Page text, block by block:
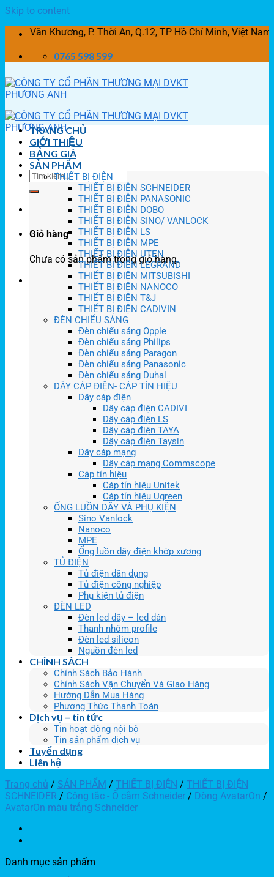
Skip to content
Văn Khương, P. Thời An, Q.12, TP Hồ Chí Minh, Việt Nam
0765 598 599
Giỏ hàng
Chưa có sản phẩm trong giỏ hàng.
TRANG CHỦ
GIỚI THIỆU
BẢNG GIÁ
SẢN PHẨM
THIẾT BỊ ĐIỆN
THIẾT BỊ ĐIỆN SCHNEIDER
THIẾT BỊ ĐIỆN PANASONIC
THIẾT BỊ ĐIỆN DOBO
THIẾT BỊ ĐIỆN SINO/ VANLOCK
THIẾT BỊ ĐIỆN LS
THIẾT BỊ ĐIỆN MPE
THIẾT BỊ ĐIỆN UTEN
THIẾT BỊ ĐIỆN LEGRAND
THIẾT BỊ ĐIỆN MITSUBISHI
THIẾT BỊ ĐIỆN NANOCO
THIẾT BỊ ĐIỆN T&J
THIẾT BỊ ĐIỆN CADIVIN
ĐÈN CHIẾU SÁNG
Đèn chiếu sáng Opple
Đèn chiếu sáng Philips
Đèn chiếu sáng Paragon
Đèn chiếu sáng Panasonic
Đèn chiếu sáng Duhal
DÂY CÁP ĐIỆN- CÁP TÍN HIỆU
Dây cáp điện
Dây cáp điện CADIVI
Dây cáp điện LS
Dây cáp điện TAYA
Dây cáp điện Taysin
Dây cáp mạng
Dây cáp mạng Commscope
Cáp tín hiệu
Cáp tín hiệu Unitek
Cáp tín hiệu Ugreen
ỐNG LUỒN DÂY VÀ PHỤ KIỆN
Sino Vanlock
Nanoco
MPE
Ống luồn dây điện khớp xương
TỦ ĐIỆN
Tủ điện dân dụng
Tủ điện công nghiệp
Phụ kiện tủ điện
ĐÈN LED
Đèn led dây – led dán
Thanh nhôm profile
Đèn led silicon
Nguồn đèn led
CHÍNH SÁCH
Chính Sách Bảo Hành
Chính Sách Vận Chuyển Và Giao Hàng
Hướng Dẫn Mua Hàng
Phương Thức Thanh Toán
Dịch vụ – tin tức
Tin hoạt động nội bộ
Tin sản phẩm dịch vụ
Tuyển dụng
Liên hệ
Trang chủ / SẢN PHẨM / THIẾT BỊ ĐIỆN / THIẾT BỊ ĐIỆN
SCHNEIDER / Công tắc - Ổ cắm Schneider / Dòng AvatarOn /
AvatarOn màu trắng Schneider
Danh mục sản phẩm